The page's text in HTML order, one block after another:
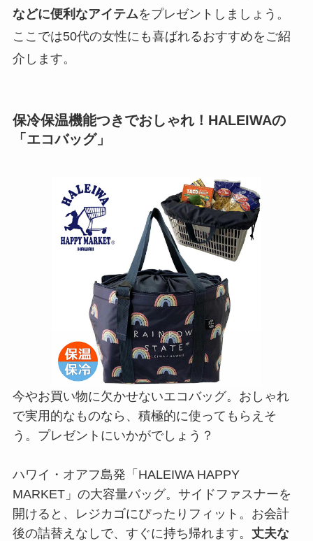
などに便利なアイテムをプレゼントしましょう。
ここでは50代の女性にも喜ばれるおすすめをご紹
介します。
保冷保温機能つきでおしゃれ！HALEIWAの
「エコバッグ」
今やお買い物に欠かせないエコバッグ。おしゃれ
で実用的なものなら、積極的に使ってもらえそ
う。プレゼントにいかがでしょう？
ハワイ・オアフ島発「HALEIWA HAPPY
MARKET」の大容量バッグ。サイドファスナーを
開けると、レジカゴにぴったりフィット。お会計
後の詰替えなしで、すぐに持ち帰れます。 丈夫な